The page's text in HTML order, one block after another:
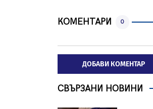
КОМЕНТАРИ 0
ДОБАВИ КОМЕНТАР
СВЪРЗАНИ НОВИНИ